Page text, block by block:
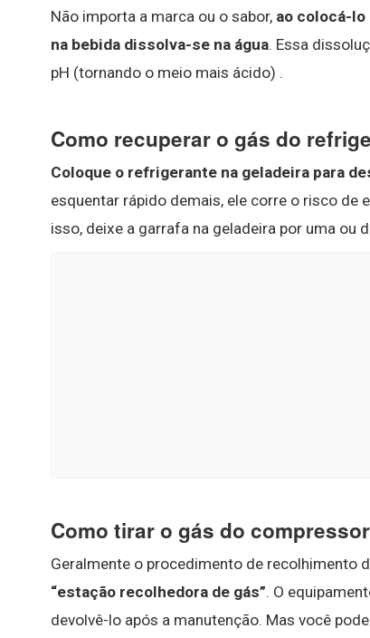
Não importa a marca ou o sabor, ao colocá-
na bebida dissolva-se na água. Essa
pH (tornando o meio mais ácido) .
Como recuperar o gás do
Coloque o refrigerante na geladeira para
esquentar rápido demais, ele corre o risco de
isso, deixe a garrafa na geladeira por uma ou
Como tirar o gás do
Geralmente o procedimento de recolhimento
“estação recolhedora de gás”. O
devolvê-lo após a manutenção. Mas você